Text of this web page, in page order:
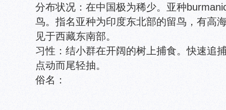
分布状况：在中国极为稀少。亚种
鸟。指名亚种为印度东北部的留鸟，有高
见于西藏东南部。
习性：结小群在开阔的树上捕食。快速追
点动而尾轻抽。
俗名：